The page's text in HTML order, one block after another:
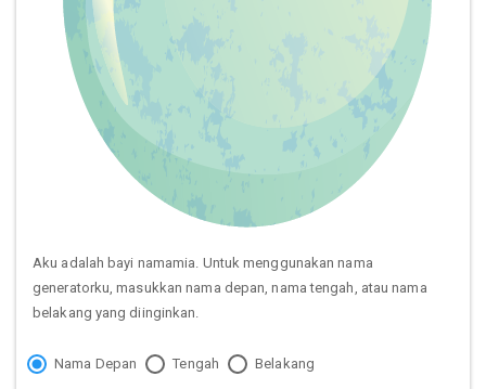
Aku adalah bayi namamia. Untuk menggunakan nama
generatorku, masukkan nama depan, nama tengah, atau nama
belakang yang diinginkan.
Nama Depan Tengah Belakang